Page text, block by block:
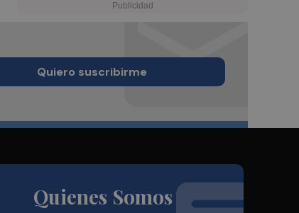
Quiero suscribirme
Quienes Somos